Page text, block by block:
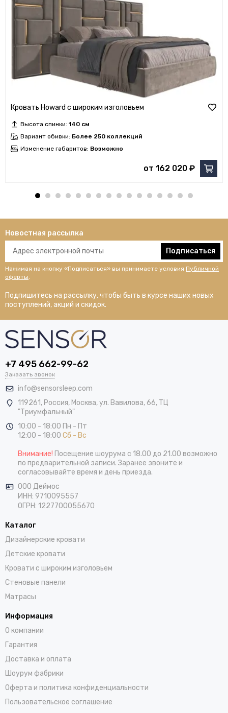
Кровать Howard с широким изголовьем
Высота спинки: 140 см
Вариант обивки: Более 250 коллекций
Изменение габаритов: Возможно
от 162 020 ₽
Новостная рассылка
Подписаться
Нажимая на кнопку «Подписаться» вы принимаете условия Публичной
оферты
Подпишитесь на рассылку, чтобы быть в курсе наших новых
поступлений, акций и скидок.
+7 495 662-99-62
Заказать звонок
info@sensorsleep.com
119261, Россия, Москва,ул. Вавилова, 66, ТЦ
"Триумфальный"
10:00 - 18:00 Пн - Пт
12:00 - 18:00 Сб - Вс
Внимание! Посещение шоурума с 18.00 до 21.00 возможно
по предварительной записи. Заранее звоните и
согласовывайте время и день приезда.
ООО Деймос
ИНН: 9710095557
ОГРН: 1227700055670
Каталог
Дизайнерские кровати
Детские кровати
Кровати с широким изголовьем
Стеновые панели
Матрасы
Информация
О компании
Гарантия
Доставка и оплата
Шоурум фабрики
Оферта и политика конфиденциальности
Пользовательское соглашение